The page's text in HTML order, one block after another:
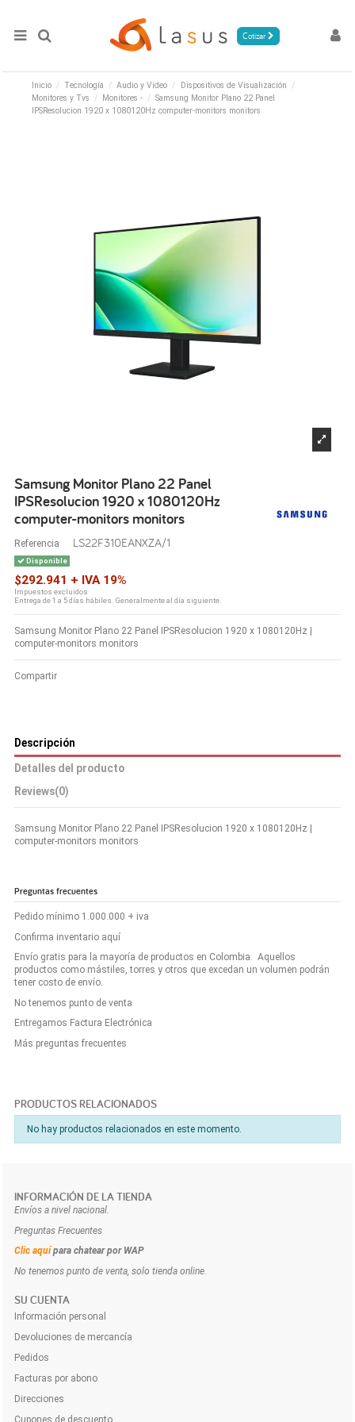
Cotizar
Inicio Tecnología Audio y Video
Dispositivos de Visualización
Monitores y Tvs
Monitores -
Samsung Monitor Plano 22 Panel
IPSResolucion 1920 x 1080120Hz computer-monitors monitors
Samsung Monitor Plano 22 Panel
IPSResolucion 1920 x 1080120Hz
computer-monitors monitors
Referencia LS22F310EANXZA/1
Disponible
$292.941 + IVA 19%
Impuestos excluidos
Entrega de 1 a 5 días hábiles. Generalmente al día siguiente.
Samsung Monitor Plano 22 Panel IPSResolucion 1920 x 1080120Hz |
computer-monitors monitors
Compartir
Descripción
Detalles del producto
Reviews(0)
Samsung Monitor Plano 22 Panel IPSResolucion 1920 x 1080120Hz |
computer-monitors monitors
Preguntas frecuentes
Pedido mínimo 1.000.000 + iva
Confirma inventario aquí
Envío gratis para la mayoría de productos en Colombia. Aquellos
productos como mástiles, torres y otros que excedan un volumen podrán
tener costo de envío.
No tenemos punto de venta
Entregamos Factura Electrónica
Más preguntas frecuentes
PRODUCTOS RELACIONADOS
No hay productos relacionados en este momento.
INFORMACIÓN DE LA TIENDA
Envíos a nivel nacional.
Preguntas Frecuentes
Clic aquí para chatear por WAP
No tenemos punto de venta, solo tienda online.
SU CUENTA
Información personal
Devoluciones de mercancía
Pedidos
Facturas por abono
Direcciones
Cupones de descuento